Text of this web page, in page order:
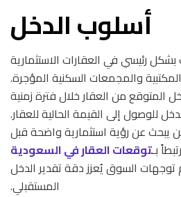
أسلوب الدخل
رئيسي في العقارات الاستثمارية
المكتبية والمجمعات السكنية المؤجرة.
المتوقع من العقار خلال فترة زمنية
للوصول إلى القيمة الحالية للعقار.
يبحث عن رؤية استثمارية واضحة قبل
بـتوقعات العقار في السعودية
توجهات السوق يُعزز دقة تقدير الدخل
المستقبلي.